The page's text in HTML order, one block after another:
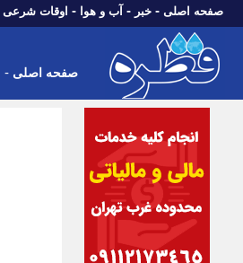
صفحه اصلی - خبر - آب و هوا - اوقات شرعی
صفحه اصلی -